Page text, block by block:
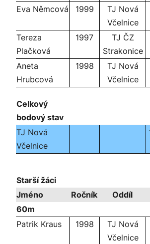
Eva Němcová 1999
TJ Nová
Včelnice
Tereza
Plačková
1997
TJ ČZ
Strakonice
Aneta
Hrubcová
1998
TJ Nová
Včelnice
Celkový
bodový stav
TJ Nová
Včelnice
Starší žáci
Jméno
Ročník Oddíl
60m
Patrik Kraus
1998
TJ Nová
Včelnice